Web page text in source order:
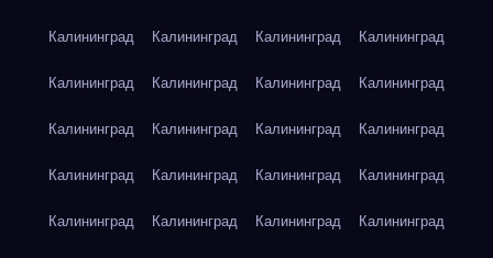
Калининград Калининград Калининград Калининград
Калининград Калининград Калининград Калининград
Калининград Калининград Калининград Калининград
Калининград Калининград Калининград Калининград
Калининград Калининград Калининград Калининград